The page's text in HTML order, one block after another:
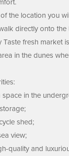
the location you
directly onto
Taste fresh market
in the dunes
space in the
shed;
view;
quality and